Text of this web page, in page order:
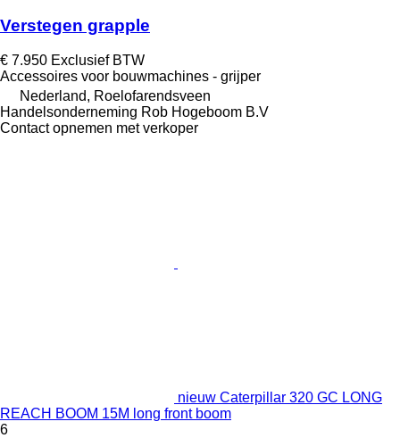
Verstegen grapple
€ 7.950 Exclusief BTW
Accessoires voor bouwmachines - grijper
Nederland, Roelofarendsveen
Handelsonderneming Rob Hogeboom B.V
Contact opnemen met verkoper
nieuw Caterpillar 320 GC LONG
REACH BOOM 15M long front boom
6